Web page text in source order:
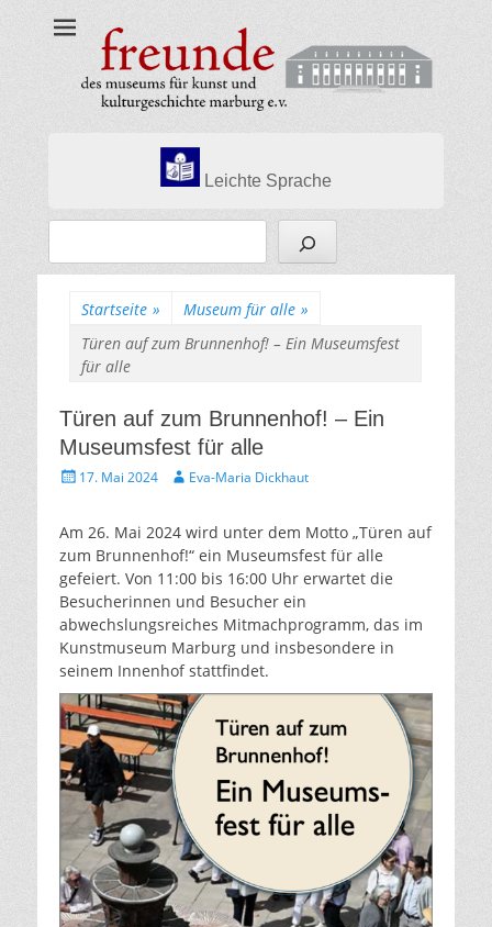
Museumsfreunde
Marburg
Leichte Sprache
Startseite » Museum für alle »
Türen auf zum Brunnenhof! – Ein Museumsfest
für alle
Türen auf zum Brunnenhof! – Ein
Museumsfest für alle
Gepostet
17. Mai 2024 AutorEva-Maria Dickhaut
Am 26. Mai 2024 wird unter dem Motto „Türen auf
zum Brunnenhof!“ ein Museumsfest für alle
gefeiert. Von 11:00 bis 16:00 Uhr erwartet die
Besucherinnen und Besucher ein
abwechslungsreiches Mitmachprogramm, das im
Kunstmuseum Marburg und insbesondere in
seinem Innenhof stattfindet.